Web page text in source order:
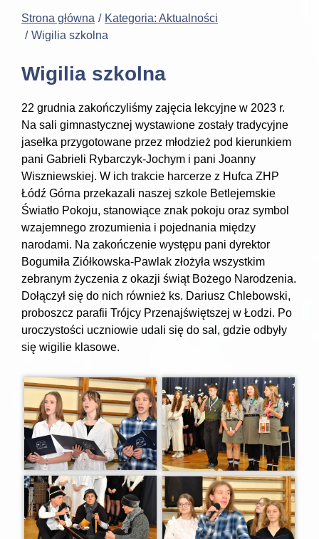
Strona główna
Kategoria: Aktualności
Wigilia szkolna
Wigilia szkolna
22 grudnia zakończyliśmy zajęcia lekcyjne w 2023 r.
Na sali gimnastycznej wystawione zostały tradycyjne
jasełka przygotowane przez młodzież pod kierunkiem
pani Gabrieli Rybarczyk-Jochym i pani Joanny
Wiszniewskiej. W ich trakcie harcerze z Hufca ZHP
Łódź Górna przekazali naszej szkole Betlejemskie
Światło Pokoju, stanowiące znak pokoju oraz symbol
wzajemnego zrozumienia i pojednania między
narodami. Na zakończenie występu pani dyrektor
Bogumiła Ziółkowska-Pawlak złożyła wszystkim
zebranym życzenia z okazji świąt Bożego Narodzenia.
Dołączył się do nich również ks. Dariusz Chlebowski,
proboszcz parafii Trójcy Przenajświętszej w Łodzi. Po
uroczystości uczniowie udali się do sal, gdzie odbyły
się wigilie klasowe.